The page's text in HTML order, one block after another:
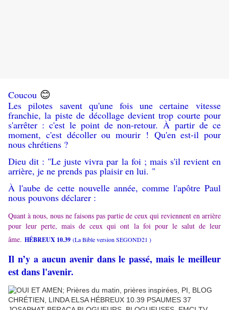
Coucou 😊
Les pilotes savent qu'une fois une certaine vitesse
franchie, la piste de décollage devient trop courte pour
s'arrêter : c'est le point de non-retour. À partir de ce
moment, c'est décoller ou mourir ! Qu'en est-il pour
nous chrétiens ?
Dieu dit : "Le juste vivra par la foi ; mais s'il revient en
arrière, je ne prends pas plaisir en lui. "
À l'aube de cette nouvelle année, comme l'apôtre Paul
nous pouvons déclarer :
Quant à nous, nous ne faisons pas partie de ceux qui reviennent en arrière
pour leur perte, mais de ceux qui ont la foi pour le salut de leur
âme. HÉBREUX 10.39 (La Bible version SEGOND21 )
Il n’y a aucun avenir dans le passé, mais le meilleur
est dans l'avenir.